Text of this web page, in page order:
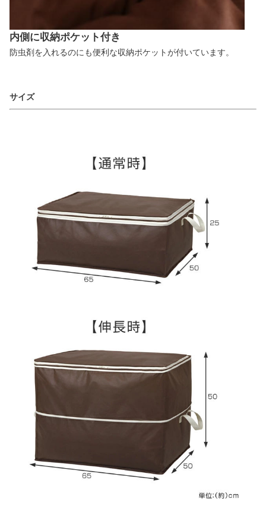
内側に収納ポケット付き
防虫剤を入れるのにも便利な収納ポケットが付いています。
サイズ